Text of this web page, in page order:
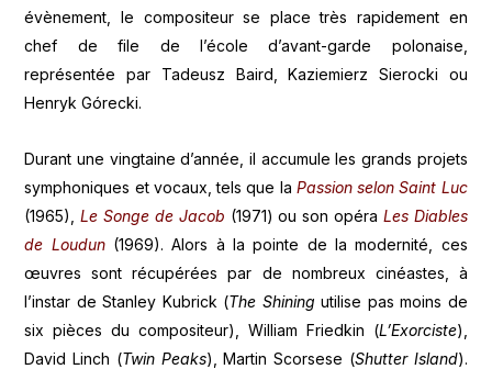
évènement, le compositeur se place très rapidement en
chef de file de l’école d’avant-garde polonaise,
représentée par Tadeusz Baird, Kaziemierz Sierocki ou
Henryk Górecki.
Durant une vingtaine d’année, il accumule les grands projets
symphoniques et vocaux, tels que la Passion selon Saint Luc
(1965),Le Songe de Jacob (1971) ou son opéra Les Diables
de Loudun(1969). Alors à la pointe de la modernité, ces
œuvres sont récupérées par de nombreux cinéastes, à
l’instar de Stanley Kubrick (The Shining utilise pas moins de
six pièces du compositeur), William Friedkin (L’Exorciste),
David Linch (Twin Peaks), Martin Scorsese (Shutter Island).